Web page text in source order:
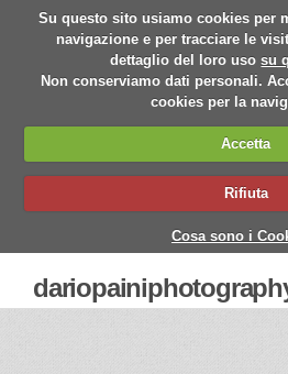
Su questo sito usiamo cookies per
navigazione e per tracciare le
dettaglio del loro usosu
Non conserviamo dati personali.
cookies per la
Accetta
Rifiuta
Cosa sono i